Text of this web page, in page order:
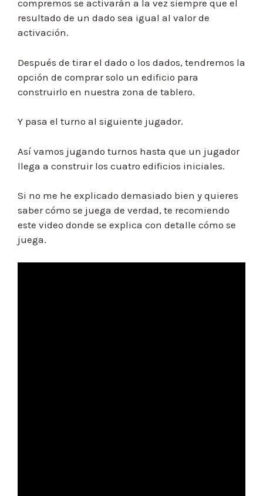
compremos se activarán a la vez siempre que el
resultado de un dado sea igual al valor de
activación.
Después de tirar el dado o los dados, tendremos la
opción de comprar solo un edificio para
construirlo en nuestra zona de tablero.
Y pasa el turno al siguiente jugador.
Así vamos jugando turnos hasta que un jugador
llega a construir los cuatro edificios iniciales.
Si no me he explicado demasiado bien y quieres
saber cómo se juega de verdad, te recomiendo
este video donde se explica con detalle cómo se
juega.